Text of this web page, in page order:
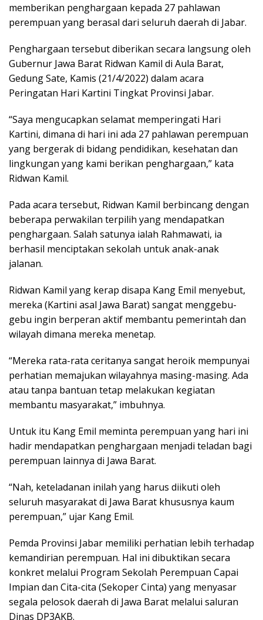
memberikan penghargaan kepada 27 pahlawan
perempuan yang berasal dari seluruh daerah di Jabar.
Penghargaan tersebut diberikan secara langsung oleh
Gubernur Jawa Barat Ridwan Kamil di Aula Barat,
Gedung Sate, Kamis (21/4/2022) dalam acara
Peringatan Hari Kartini Tingkat Provinsi Jabar.
“Saya mengucapkan selamat memperingati Hari
Kartini, dimana di hari ini ada 27 pahlawan perempuan
yang bergerak di bidang pendidikan, kesehatan dan
lingkungan yang kami berikan penghargaan,” kata
Ridwan Kamil.
Pada acara tersebut, Ridwan Kamil berbincang dengan
beberapa perwakilan terpilih yang mendapatkan
penghargaan. Salah satunya ialah Rahmawati, ia
berhasil menciptakan sekolah untuk anak-anak
jalanan.
Ridwan Kamil yang kerap disapa Kang Emil menyebut,
mereka (Kartini asal Jawa Barat) sangat menggebu-
gebu ingin berperan aktif membantu pemerintah dan
wilayah dimana mereka menetap.
“Mereka rata-rata ceritanya sangat heroik mempunyai
perhatian memajukan wilayahnya masing-masing. Ada
atau tanpa bantuan tetap melakukan kegiatan
membantu masyarakat,” imbuhnya.
Untuk itu Kang Emil meminta perempuan yang hari ini
hadir mendapatkan penghargaan menjadi teladan bagi
perempuan lainnya di Jawa Barat.
“Nah, keteladanan inilah yang harus diikuti oleh
seluruh masyarakat di Jawa Barat khususnya kaum
perempuan,” ujar Kang Emil.
Pemda Provinsi Jabar memiliki perhatian lebih terhadap
kemandirian perempuan. Hal ini dibuktikan secara
konkret melalui Program Sekolah Perempuan Capai
Impian dan Cita-cita (Sekoper Cinta) yang menyasar
segala pelosok daerah di Jawa Barat melalui saluran
Dinas DP3AKB.